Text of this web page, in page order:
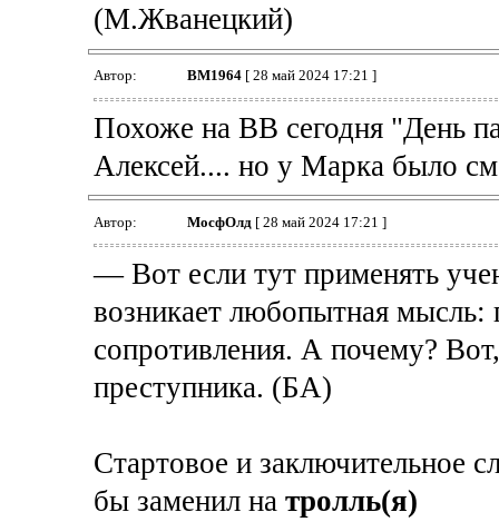
(М.Жванецкий)
Автор: BM1964[ 28 май 2024 17:21 ]
Похоже на ВВ сегодня "День
Алексей.... но у Марка было
Автор: МосфОлд[ 28 май 2024 17:21 ]
― Вот если тут применять
возникает любопытная мысль:
сопротивления. А почему?
преступника. (БА)
Стартовое и заключительное
бы заменил на тролль(я)